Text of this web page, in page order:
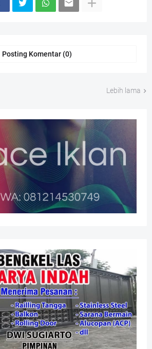
Posting Komentar (0)
Lebih lama